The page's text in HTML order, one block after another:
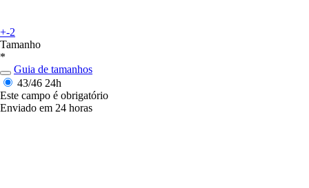
+-2
Tamanho
*
Guia de tamanhos
43/46 24h
Este campo é obrigatório
Enviado em 24 horas